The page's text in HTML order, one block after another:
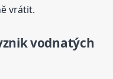
vrátit.
vodnatých